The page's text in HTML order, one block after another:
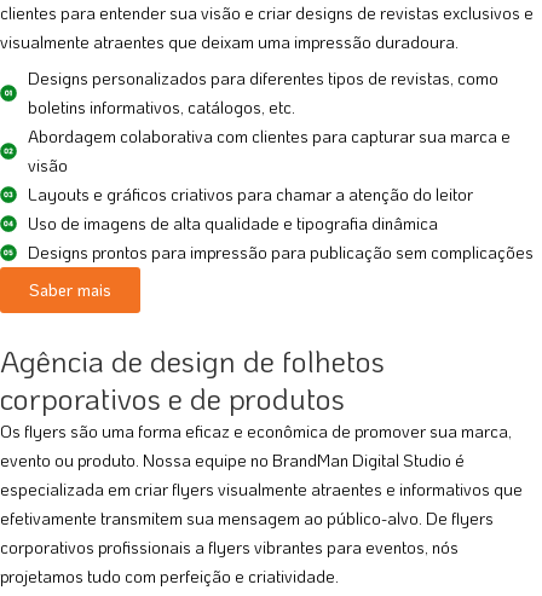
clientes para entender sua visão e criar designs de revistas exclusivos e
visualmente atraentes que deixam uma impressão duradoura.
Designs personalizados para diferentes tipos de revistas, como
boletins informativos, catálogos, etc.
Abordagem colaborativa com clientes para capturar sua marca e
visão
Layouts e gráficos criativos para chamar a atenção do leitor
Uso de imagens de alta qualidade e tipografia dinâmica
Designs prontos para impressão para publicação sem complicações
Saber mais
Agência de design de folhetos
corporativos e de produtos
Os flyers são uma forma eficaz e econômica de promover sua marca,
evento ou produto. Nossa equipe no BrandMan Digital Studio é
especializada em criar flyers visualmente atraentes e informativos que
efetivamente transmitem sua mensagem ao público-alvo. De flyers
corporativos profissionais a flyers vibrantes para eventos, nós
projetamos tudo com perfeição e criatividade.